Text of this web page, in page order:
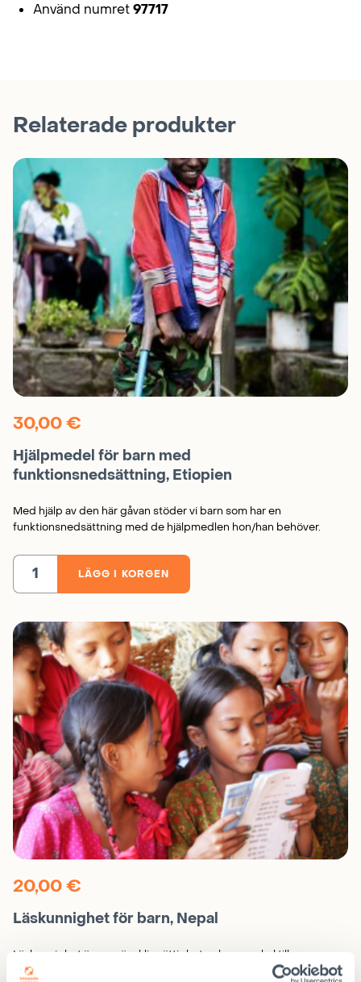
Använd numret97717
Relaterade produkter
30,00€
Hjälpmedel för barn med
funktionsnedsättning, Etiopien
Med hjälp av den här gåvan stöder vi barn som har en
funktionsnedsättning med de hjälpmedlen hon/han behöver.
Hjälpmedel
funktionsnedsättning,
Etiopien
mängd
LÄGG I KORGEN
20,00€
Läskunnighet för barn, Nepal
Läskunnighet är en mänsklig rättighet och en nyckel till
välmående. Analfabetism orsakar ojämlikhet och utbildning eller